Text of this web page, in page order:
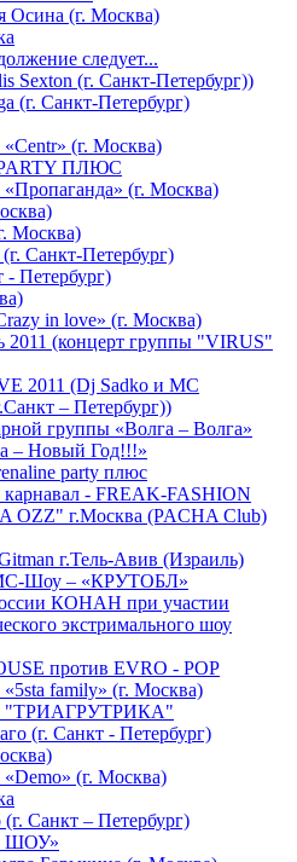
Осина (г. Москва)
следует...
Sexton (г. Санкт-Петербург))
Санкт-Петербург)
(г. Москва)
ПЛЮС
(г. Москва)
Москва)
Санкт-Петербург)
Петербург)
in love» (г. Москва)
2011 (концерт группы "VIRUS"
2011 (Dj Sadko и MC
– Петербург))
группы «Волга – Волга»
– Новый Год!!!»
party плюс
карнавал - FREAK-FASHION
OZZ" г.Москва (PACHA Club)
г.Тель-Авив (Израиль)
Шоу – «КРУТОБЛ»
КОНАН при участии
экстримального шоу
против EVRO - POP
family» (г. Москва)
"ТРИАГРУТРИКА"
(г. Санкт - Петербург)
(г. Москва)
Санкт – Петербург)
ШОУ»